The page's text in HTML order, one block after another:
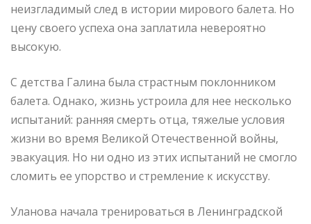
неизгладимый след в истории мирового балета. Но
цену своего успеха она заплатила невероятно
высокую.
С детства Галина была страстным поклонником
балета. Однако, жизнь устроила для нее несколько
испытаний: ранняя смерть отца, тяжелые условия
жизни во время Великой Отечественной войны,
эвакуация. Но ни одно из этих испытаний не смогло
сломить ее упорство и стремление к искусству.
Уланова начала тренироваться в Ленинградской